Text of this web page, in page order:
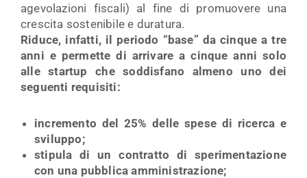
agevolazioni fiscali) al fine di promuovere una
crescita sostenibile e duratura.
Riduce, infatti, il periodo “base” da cinque a tre
anni e permette di arrivare a cinque anni solo
alle startup che soddisfano almeno uno dei
seguenti requisiti:
incremento del 25% delle spese di ricerca e
sviluppo;
stipula di un contratto di sperimentazione
con una pubblica amministrazione;